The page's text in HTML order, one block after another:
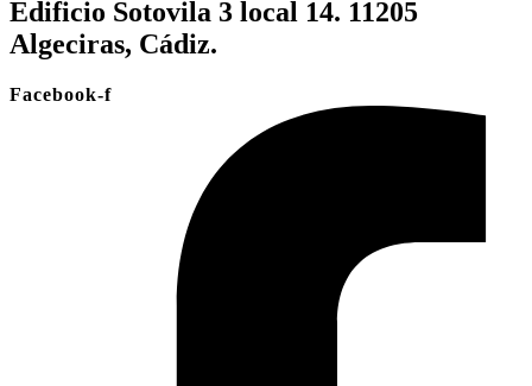
Edificio Sotovila 3 local 14. 11205
Algeciras, Cádiz.
Facebook-f